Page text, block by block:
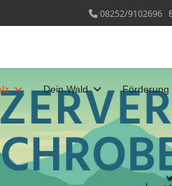
08252/9102696
Dein Wald Förderung